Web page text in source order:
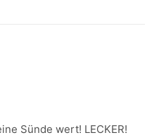
Sünde wert! LECKER!